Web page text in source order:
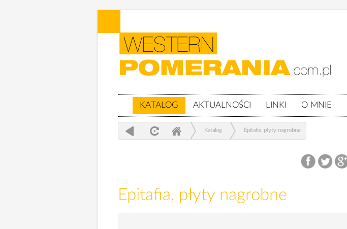
KATALOG AKTUALNOŚCI LINKI O MNIE
Katalog Epitafia, płyty nagrobne
Epitafia, płyty nagrobne